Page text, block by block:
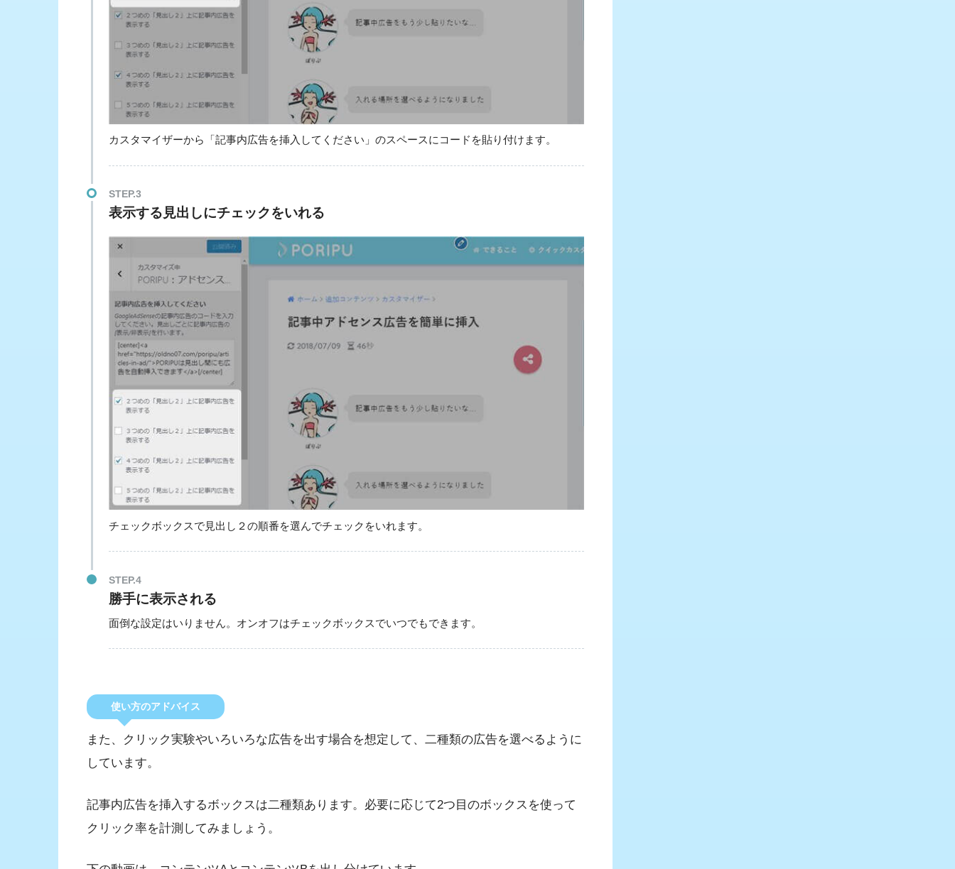
カスタマイザーから「記事内広告を挿入してください」のスペースにコードを貼り付けます。
STEP.3
表示する見出しにチェックをいれる
チェックボックスで見出し２の順番を選んでチェックをいれます。
STEP.4
勝手に表示される
面倒な設定はいりません。オンオフはチェックボックスでいつでもできます。
使い方のアドバイス
また、クリック実験やいろいろな広告を出す場合を想定して、二種類の広告を選べるように
しています。
記事内広告を挿入するボックスは二種類あります。必要に応じて2つ目のボックスを使って
クリック率を計測してみましょう。